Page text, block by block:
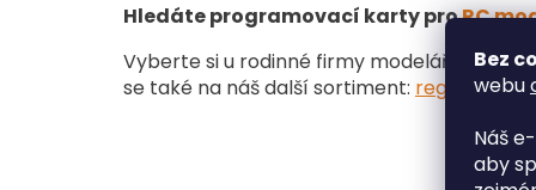
Bez
webu
Náš
aby
Hledáte programovací karty proRC
Vyberte si u rodinné firmy modelářů na
se také na náš další sortiment: regulátory